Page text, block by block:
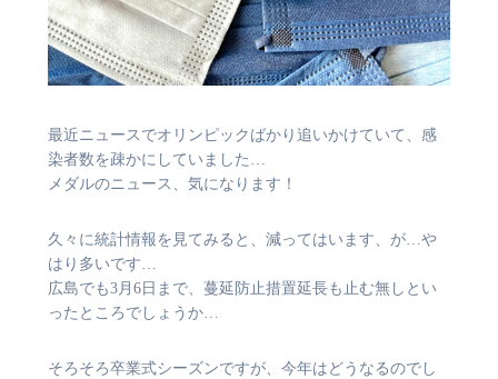
最近ニュースでオリンピックばかり追いかけていて、感
染者数を疎かにしていました…
メダルのニュース、気になります！
久々に統計情報を見てみると、減ってはいます、が…や
はり多いです…
広島でも3月6日まで、蔓延防止措置延長も止む無しとい
ったところでしょうか…
そろそろ卒業式シーズンですが、今年はどうなるのでし